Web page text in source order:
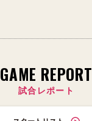
GAME REPORT
試合レポート